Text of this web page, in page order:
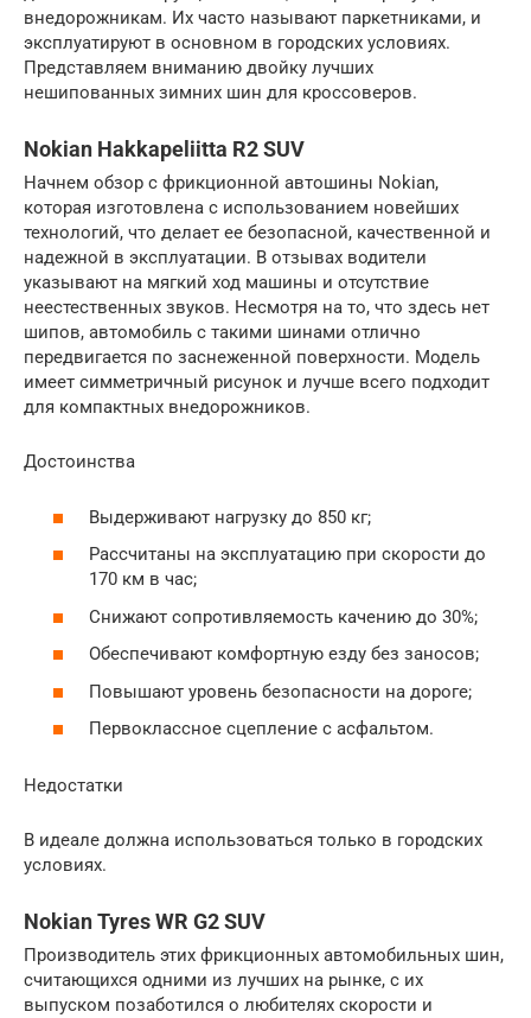
внедорожникам. Их часто называют паркетниками, и
эксплуатируют в основном в городских условиях.
Представляем вниманию двойку лучших
нешипованных зимних шин для кроссоверов.
Nokian Hakkapeliitta R2 SUV
Начнем обзор с фрикционной автошины Nokian,
которая изготовлена с использованием новейших
технологий, что делает ее безопасной, качественной и
надежной в эксплуатации. В отзывах водители
указывают на мягкий ход машины и отсутствие
неестественных звуков. Несмотря на то, что здесь нет
шипов, автомобиль с такими шинами отлично
передвигается по заснеженной поверхности. Модель
имеет симметричный рисунок и лучше всего подходит
для компактных внедорожников.
Достоинства
Выдерживают нагрузку до 850 кг;
Рассчитаны на эксплуатацию при скорости до
170 км в час;
Снижают сопротивляемость качению до 30%;
Обеспечивают комфортную езду без заносов;
Повышают уровень безопасности на дороге;
Первоклассное сцепление с асфальтом.
Недостатки
В идеале должна использоваться только в городских
условиях.
Nokian Tyres WR G2 SUV
Производитель этих фрикционных автомобильных шин,
считающихся одними из лучших на рынке, с их
выпуском позаботился о любителях скорости и